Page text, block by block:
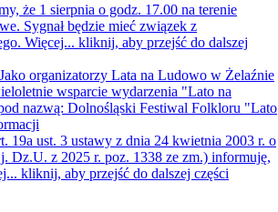
że 1 sierpnia o godz. 17.00 na terenie
Sygnał będzie mieć związek z
Więcej... kliknij, aby przejść do dalszej
Jako organizatorzy Lata na Ludowo w Żelaźnie
wsparcie wydarzenia "Lato na
nazwą: Dolnośląski Festiwal Folkloru "Lato
19a ust. 3 ustawy z dnia 24 kwietnia 2003 r. o
Dz.U. z 2025 r. poz. 1338 ze zm.) informuję,
kliknij, aby przejść do dalszej części